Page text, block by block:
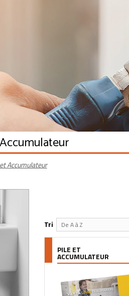
Accumulateur
Tri De A à Z
PILE ET
ACCUMULATEUR